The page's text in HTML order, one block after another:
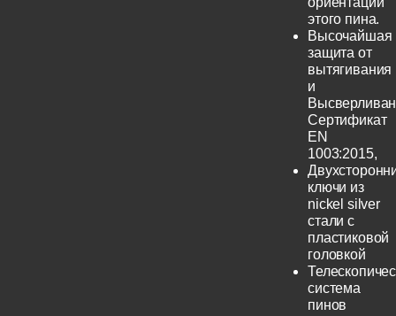
этого пина.
Высочайшая
защита от
вытягивания
и
Сертификат
EN
1003:2015,
ключи из
nickel silver
стали с
пластиковой
головкой
система
пинов